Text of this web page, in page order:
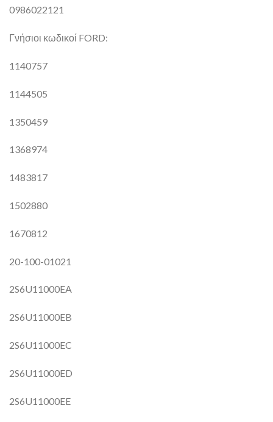
0986022121
Γνήσιοι κωδικοί FORD:
1140757
1144505
1350459
1368974
1483817
1502880
1670812
20-100-01021
2S6U11000EA
2S6U11000EB
2S6U11000EC
2S6U11000ED
2S6U11000EE